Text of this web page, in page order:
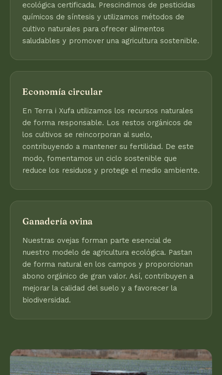
ecológica certificada. Prescindimos de pesticidas
químicos de síntesis y utilizamos métodos de
cultivo naturales para ofrecer alimentos
saludables y promover una agricultura sostenible.
Economía circular
En Terra i Xufa utilizamos los recursos naturales
de forma responsable. Los restos orgánicos de
los cultivos se reincorporan al suelo,
contribuyendo a mantener su fertilidad. De este
modo, fomentamos un ciclo sostenible que
reduce los residuos y protege el medio ambiente.
Ganadería ovina
Nuestras ovejas forman parte esencial de
nuestro modelo de agricultura ecológica. Pastan
de forma natural en los campos y proporcionan
abono orgánico de gran valor. Así, contribuyen a
mejorar la calidad del suelo y a favorecer la
biodiversidad.